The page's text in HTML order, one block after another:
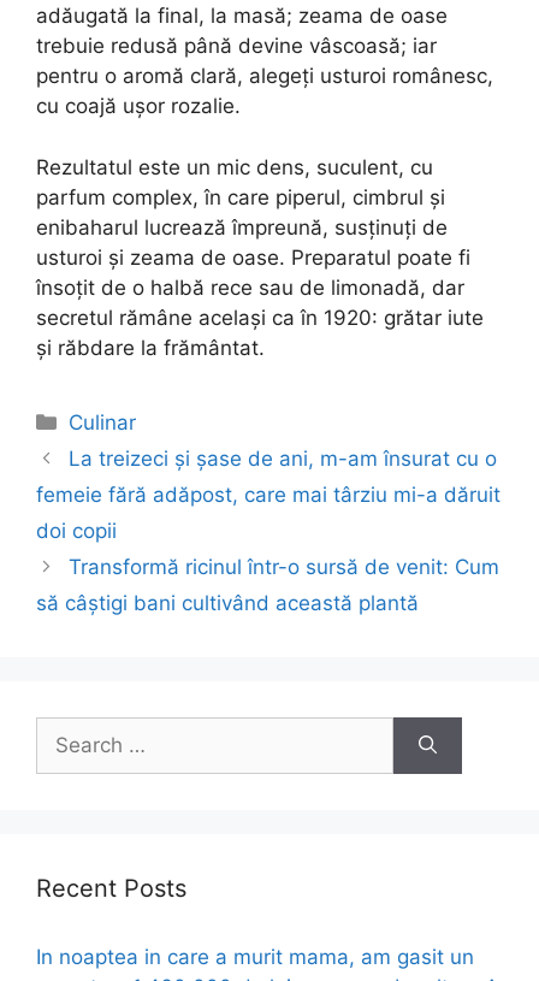
adăugată la final, la masă; zeama de oase
trebuie redusă până devine vâscoasă; iar
pentru o aromă clară, alegeți usturoi românesc,
cu coajă ușor rozalie.
Rezultatul este un mic dens, suculent, cu
parfum complex, în care piperul, cimbrul și
enibaharul lucrează împreună, susținuți de
usturoi și zeama de oase. Preparatul poate fi
însoțit de o halbă rece sau de limonadă, dar
secretul rămâne același ca în 1920: grătar iute
și răbdare la frământat.
Categories
Culinar
Post
navigation
La treizeci și șase de ani, m-am însurat cu o
femeie fără adăpost, care mai târziu mi-a dăruit
doi copii
Transformă ricinul într-o sursă de venit: Cum
să câștigi bani cultivând această plantă
for:
Recent Posts
In noaptea in care a murit mama, am gasit un